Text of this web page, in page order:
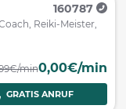
160787
Reiki-Meister,
min0,00€/min
GRATIS ANRUF